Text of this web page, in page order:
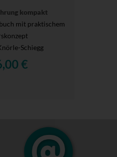
kompakt
mit praktischem
Schiegg
€